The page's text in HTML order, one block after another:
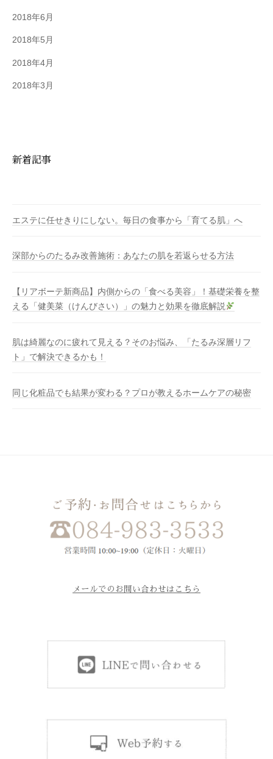
2018年6月
2018年5月
2018年4月
2018年3月
新着記事
エステに任せきりにしない。毎日の食事から「育てる肌」へ
深部からのたるみ改善施術：あなたの肌を若返らせる方法
【リアボーテ新商品】内側からの「食べる美容」！基礎栄養を整
える「健美菜（けんびさい）」の魅力と効果を徹底解説
肌は綺麗なのに疲れて見える？そのお悩み、「たるみ深層リフ
ト」で解決できるかも！
同じ化粧品でも結果が変わる？プロが教えるホームケアの秘密
メールでのお問い合わせはこちら